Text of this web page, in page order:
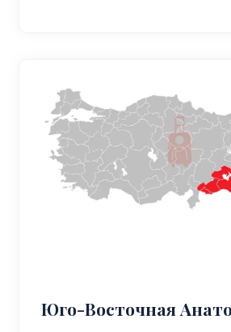
Юго-Восточная